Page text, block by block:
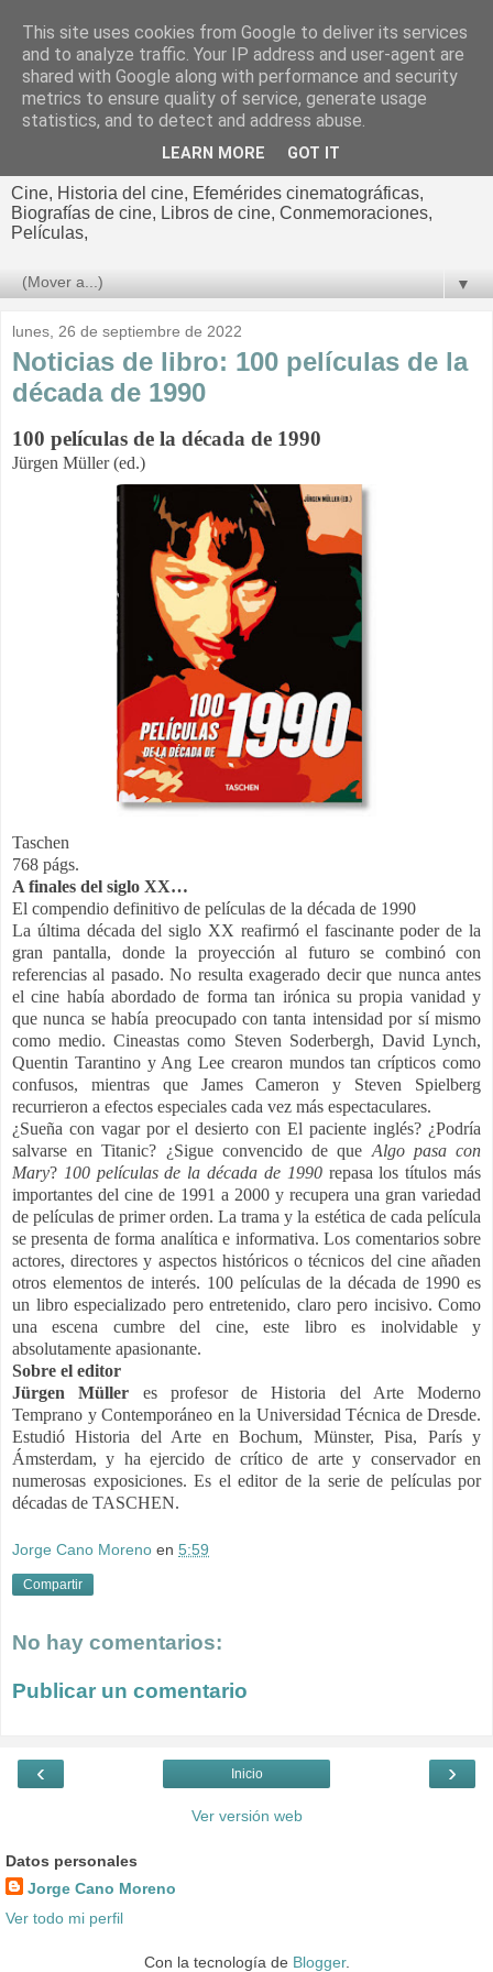
El cultural
cinematográfico de Jorge
Cine, Historia del cine, Efemérides cinematográficas,
Biografías de cine, Libros de cine, Conmemoraciones,
Películas,
▼
lunes, 26 de septiembre de 2022
Noticias de libro: 100 películas de la
década de 1990
100 películas de la década de 1990
Jürgen Müller (ed.)
Taschen
768 págs.
A finales del siglo XX…
El compendio definitivo de películas de la década de 1990
La última década del siglo XX reafirmó el fascinante poder de la
gran pantalla, donde la proyección al futuro se combinó con
referencias al pasado. No resulta exagerado decir que nunca antes
el cine había abordado de forma tan irónica su propia vanidad y
que nunca se había preocupado con tanta intensidad por sí mismo
como medio. Cineastas como Steven Soderbergh, David Lynch,
Quentin Tarantino y Ang Lee crearon mundos tan crípticos como
confusos, mientras que James Cameron y Steven Spielberg
recurrieron a efectos especiales cada vez más espectaculares.
¿Sueña con vagar por el desierto con El paciente inglés? ¿Podría
salvarse en Titanic? ¿Sigue convencido de que Algo pasa con
Mary? 100 películas de la década de 1990repasa los títulos más
importantes del cine de 1991 a 2000 y recupera una gran variedad
de películas de primer orden. La trama y la estética de cada película
se presenta de forma analítica e informativa. Los comentarios sobre
actores, directores y aspectos históricos o técnicos del cine añaden
otros elementos de interés. 100 películas de la década de 1990 es
un libro especializado pero entretenido, claro pero incisivo. Como
una escena cumbre del cine, este libro es inolvidable y
absolutamente apasionante.
Sobre el editor
Jürgen Müller es profesor de Historia del Arte Moderno
Temprano y Contemporáneo en la Universidad Técnica de Dresde.
Estudió Historia del Arte en Bochum, Münster, Pisa, París y
Ámsterdam, y ha ejercido de crítico de arte y conservador en
numerosas exposiciones. Es el editor de la serie de películas por
décadas de TASCHEN.
Jorge Cano Moreno en 5:59
Compartir
No hay comentarios:
Publicar un comentario
‹ ›
Inicio
Ver versión web
Datos personales
Jorge Cano Moreno
Ver todo mi perfil
Con la tecnología de Blogger.
This site uses cookies from Google to deliver its services
and to analyze traffic. Your IP address and user-agent are
shared with Google along with performance and security
metrics to ensure quality of service, generate usage
statistics, and to detect and address abuse.
LEARN MORE GOT IT